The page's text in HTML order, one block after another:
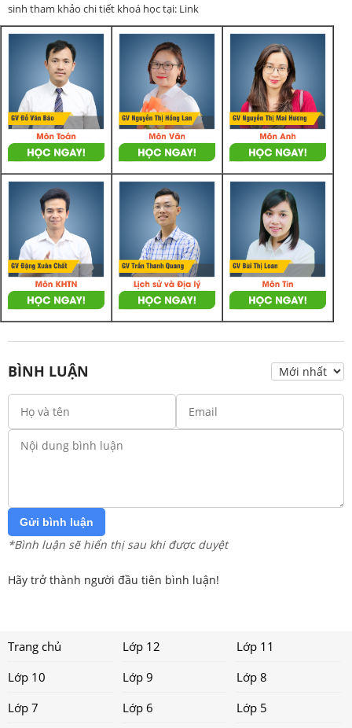
sinh tham khảo chi tiết khoá học tại: Link
BÌNH LUẬN
Gửi bình luận
*Bình luận sẽ hiển thị sau khi được duyệt
Hãy trở thành người đầu tiên bình luận!
Trang chủ Lớp 12
Lớp 11
Lớp 10
Lớp 9
Lớp 8
Lớp 7
Lớp 6 Lớp 5